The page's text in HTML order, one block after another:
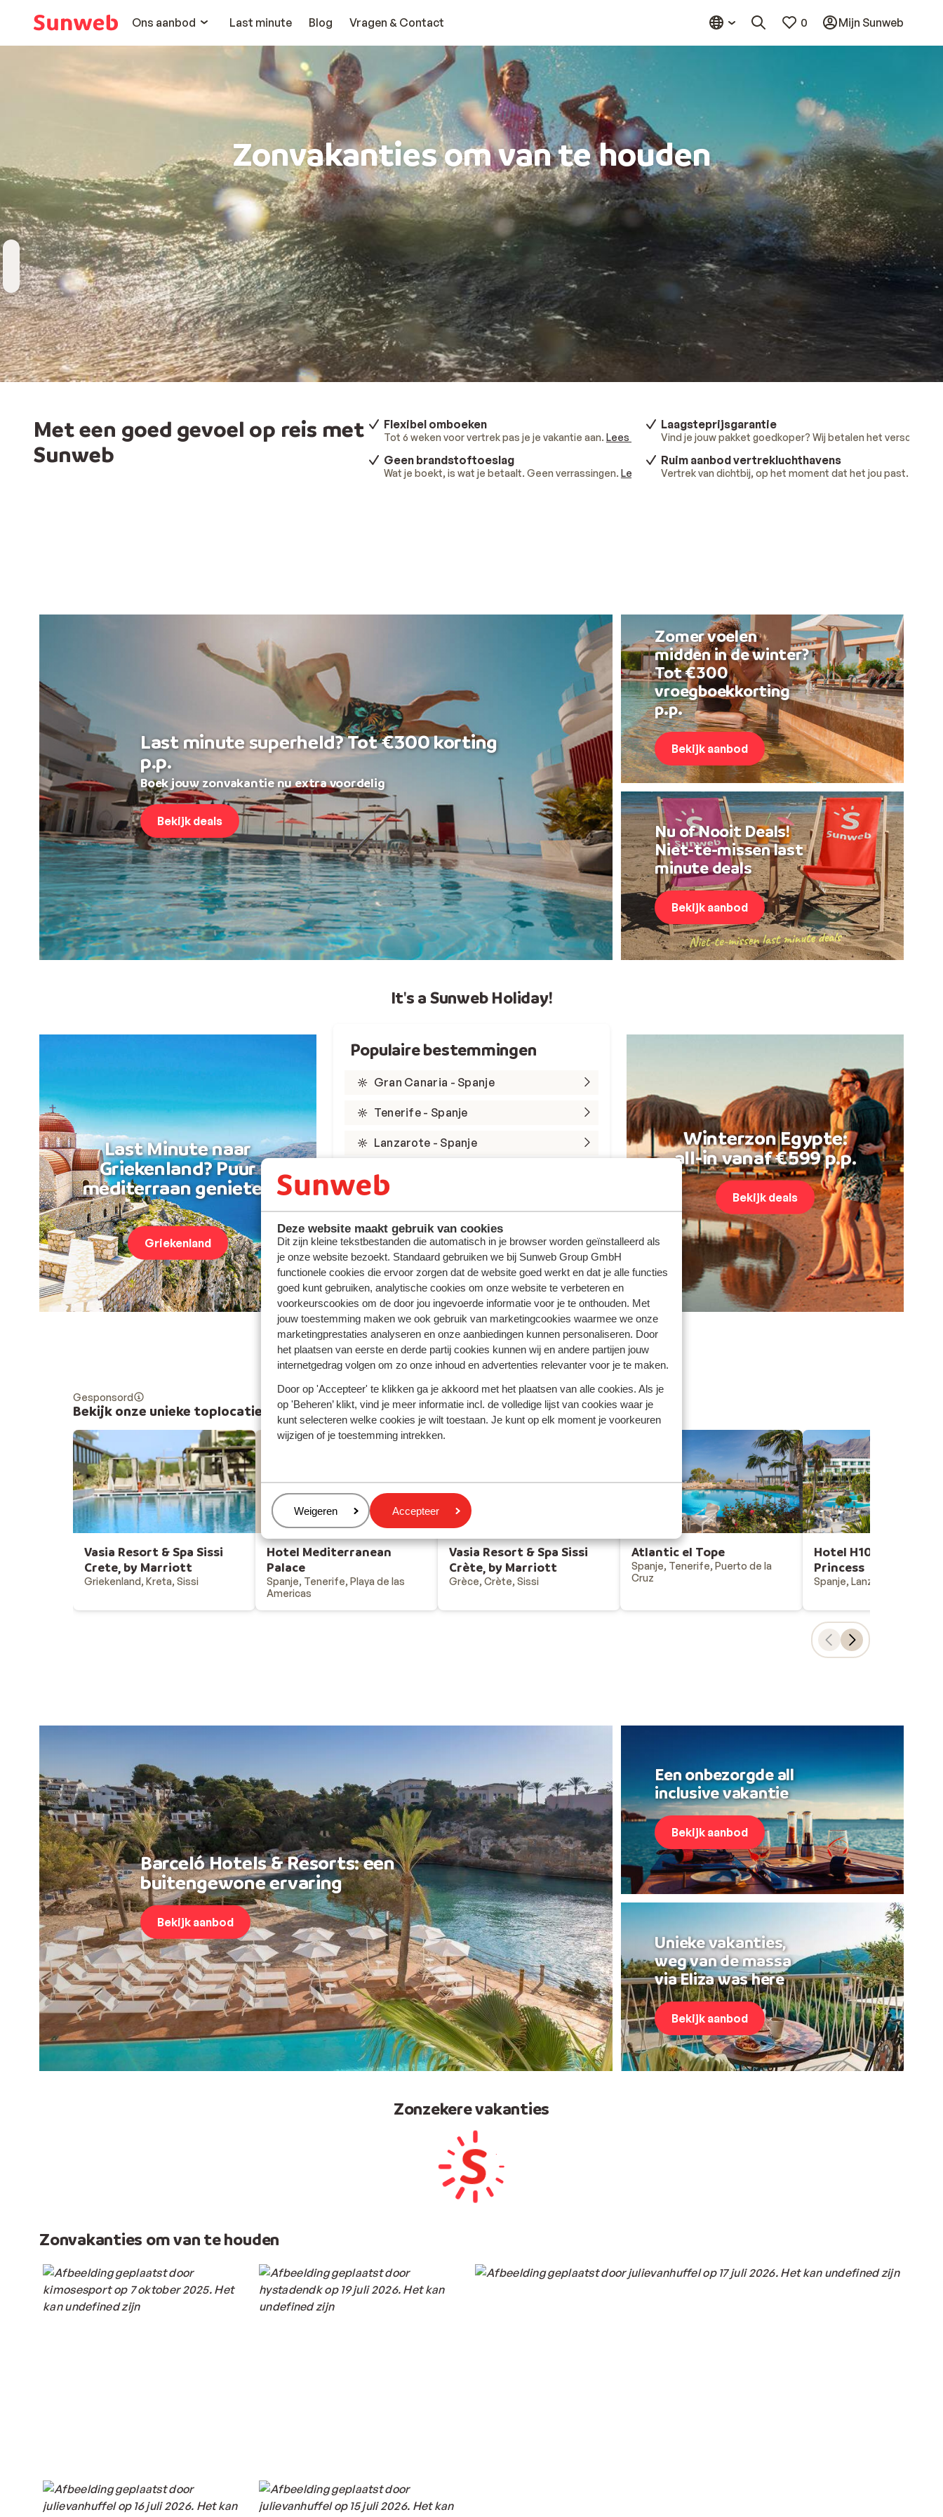
Deze website maakt gebruik van cookies
Dit zijn kleine tekstbestanden die automatisch in je browser worden geïnstalleerd als
je onze website bezoekt. Standaard gebruiken we bij Sunweb Group GmbH
functionele cookies die ervoor zorgen dat de website goed werkt en dat je alle functies
goed kunt gebruiken, analytische cookies om onze website te verbeteren en
voorkeurscookies om de door jou ingevoerde informatie voor je te onthouden. Met
jouw toestemming maken we ook gebruik van marketingcookies waarmee we onze
marketingprestaties analyseren en onze aanbiedingen kunnen personaliseren. Door
het plaatsen van eerste en derde partij cookies kunnen wij en andere partijen jouw
internetgedrag volgen om zo onze inhoud en advertenties relevanter voor je te maken.
Door op 'Accepteer' te klikken ga je akkoord met het plaatsen van alle cookies. Als je
op 'Beheren’ klikt, vind je meer informatie incl. de volledige lijst van cookies waar je
kunt selecteren welke cookies je wilt toestaan. Je kunt op elk moment je voorkeuren
wijzigen of je toestemming intrekken.
Beheren
Weigeren Accepteer
Ons aanbod
Last minute Blog Vragen & Contact 0 Mijn Sunweb
Zonvakanties om van te houden
Bestemming
Kies bestemming
Wanneer
Vertrekdatum
Hoelang
Duur toevoegen
Reizigers
2 personen , 1 kamer
Met een goed gevoel op reis met
Sunweb
Flexibel omboeken
Tot 6 weken voor vertrek pas je je vakantie aan. Lees meer
Laagsteprijsgarantie
Vind je jouw pakket goedkoper? Wij betalen het verschil.
Geen brandstoftoeslag
Wat je boekt, is wat je betaalt. Geen verrassingen. Lees meer.
Ruim aanbod vertrekluchthavens
Vertrek van dichtbij, op het moment dat het jou past.
Last minute superheld? Tot €300 korting
p.p.
Boek jouw zonvakantie nu extra voordelig
Bekijk deals
Zomer voelen
midden in de winter?
Tot €300
vroegboekkorting
p.p.
Bekijk aanbod
Nu of Nooit Deals!
Niet-te-missen last
minute deals
Bekijk aanbod
It's a Sunweb Holiday!
Last Minute naar
Griekenland? Puur
mediterraan genieten
Griekenland
Populaire bestemmingen
Gran Canaria - Spanje
Tenerife - Spanje
Lanzarote - Spanje
Marsa Alam - Egypte
Kreta - Griekenland
Rhodos - Griekenland
Turkse Riviera - Turkije
Winterzon Egypte:
all-in vanaf €599 p.p.
Bekijk deals
Gesponsord
Bekijk onze unieke toplocaties
Vasia Resort & Spa Sissi
Crete, by Marriott
Griekenland, Kreta, Sissi
Palace
Hotel Mediterranean
Palace
Spanje, Tenerife, Playa de las
Americas
Vasia Resort & Spa Sissi
Crète, by Marriott
Grèce, Crète, Sissi
Atlantic el Tope
Spanje, Tenerife, Puerto de la
Cruz
Hotel H10 Lanzarote
Princess
Spanje, Lanzarote, Playa
Barceló Hotels & Resorts: een
buitengewone ervaring
Bekijk aanbod
Een onbezorgde all
inclusive vakantie
Bekijk aanbod
Unieke vakanties,
weg van de massa
via Eliza was here
Bekijk aanbod
Zonzekere vakanties
Zonvakanties om van te houden